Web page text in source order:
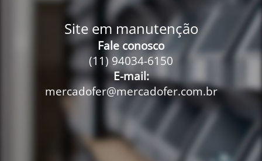
Site em manutenção
Fale conosco
(11) 94034-6150
E-mail:
mercadofer@mercadofer.com.br